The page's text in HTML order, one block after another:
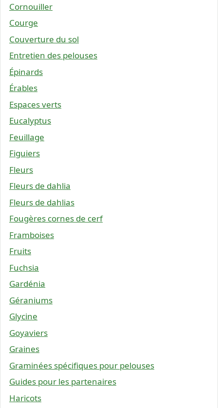
Cornouiller
Courge
Couverture du sol
Entretien des pelouses
Épinards
Érables
Espaces verts
Eucalyptus
Feuillage
Figuiers
Fleurs
Fleurs de dahlia
Fleurs de dahlias
Fougères cornes de cerf
Framboises
Fruits
Fuchsia
Gardénia
Géraniums
Glycine
Goyaviers
Graines
Graminées spécifiques pour pelouses
Guides pour les partenaires
Haricots